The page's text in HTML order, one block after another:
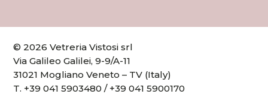
© 2026 Vetreria Vistosi srl
Via Galileo Galilei, 9-9/A-11
31021 Mogliano Veneto – TV (Italy)
T. +39 041 5903480 / +39 041 5900170